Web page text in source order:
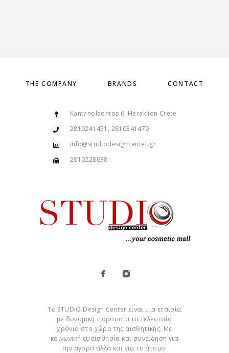
THE COMPANY BRANDS CONTACT
Kantanoleontos 6, Heraklion Crete
2810241451, 2810341479
info@studiodesigncenter.gr
2810228638
Το STUDIO Design Center είναι μια εταιρία
με δυναμική παρουσία τα τελευταία
χρόνια στο χώρο της αισθητικής. Με
κοινωνική ευαισθησία και συνείδηση για
την αγορά αλλά και για το άτομο.